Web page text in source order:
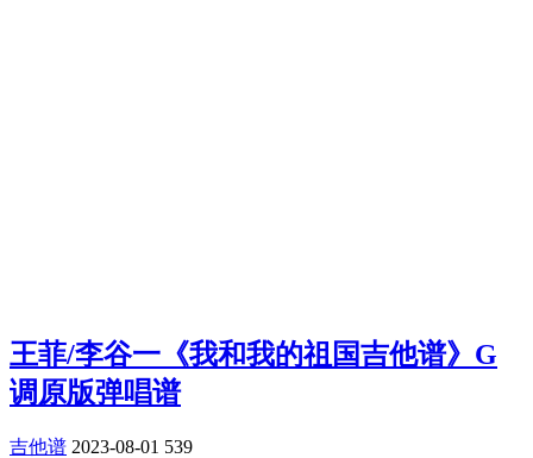
王菲/李谷一《我和我的祖国吉他谱》G
调原版弹唱谱
吉他谱 2023-08-01 539